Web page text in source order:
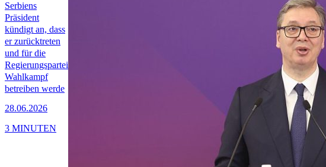
Serbiens
Präsident
kündigt an, dass
er zurücktreten
und für die
Regierungspartei
Wahlkampf
betreiben werde
28.06.2026
3 MINUTEN